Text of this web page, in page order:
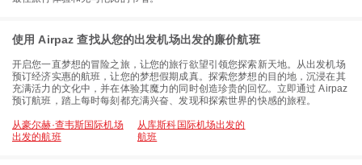
使用 Airpaz 查找从您的出发机场出发的廉价航班
开启您一直梦想的冒险之旅，让您的旅行欲望引领您探索新天地。从出发机场
预订经济实惠的航班，让您的梦想假期成真。探索您梦想的目的地，沉浸在其
充满活力的文化中，并在体验其魔力的同时创造珍贵的回忆。立即通过 Airpaz
预订航班，踏上每时每刻都充满兴奋、发现和探索世界的快感的旅程。
从豪尔赫·查韦斯国际机场
出发的航班
从库斯科国际机场出发的
航班